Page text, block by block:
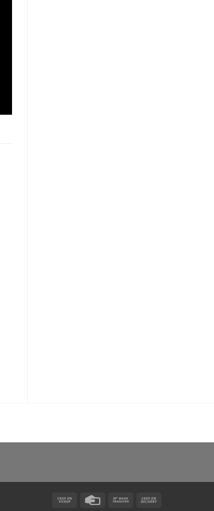
Cash
Credit
Bank